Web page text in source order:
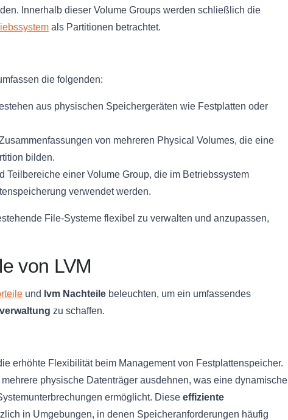
Innerhalb dieser Volume Groups werden schließlich die
als Partitionen betrachtet.
die folgenden:
aus physischen Speichergeräten wie Festplatten oder
von mehreren Physical Volumes, die eine
bilden.
Teilbereiche einer Volume Group, die im Betriebssystem
verwendet werden.
File-Systeme flexibel zu verwalten und anzupassen,
von LVM
und lvm Nachteile beleuchten, um ein umfassendes
zu schaffen.
erhöhte Flexibilität beim Management von Festplattenspeicher.
physische Datenträger ausdehnen, was eine dynamische
ermöglicht. Diese effiziente
in Umgebungen, in denen Speicheranforderungen häufig